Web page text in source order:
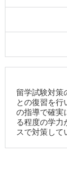
留学試験対策
との復習を行
の指導で確実
る程度の学力
スで対策して